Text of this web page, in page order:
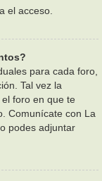
el acceso.
para cada foro,
Tal vez la
foro en que te
Comunícate con La
podes adjuntar